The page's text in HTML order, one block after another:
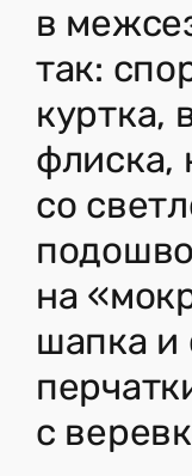
в
так:
куртка,
флиска,
со
на
шапка и
с